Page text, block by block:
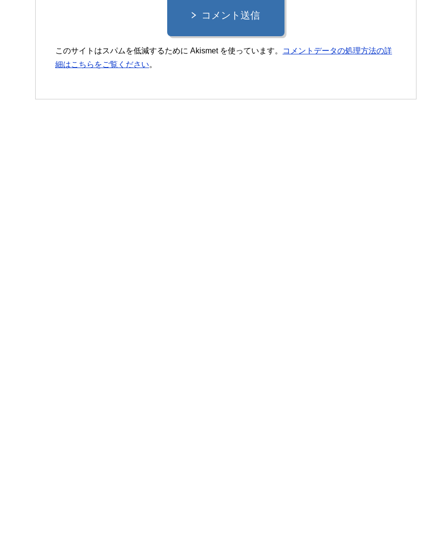
コメント送信
このサイトはスパムを低減するために Akismet を使っています。
コメントデータの処理方法の詳
細はこちらをご覧ください。